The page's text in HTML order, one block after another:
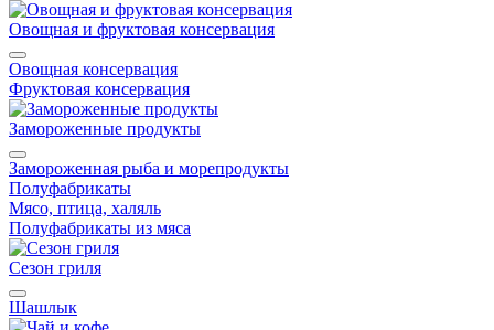
Овощная и фруктовая консервация
Овощная консервация
Фруктовая консервация
Замороженные продукты
Замороженная рыба и морепродукты
Полуфабрикаты
Мясо, птица, халяль
Полуфабрикаты из мяса
Сезон гриля
Шашлык